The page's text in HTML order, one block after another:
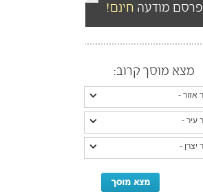
פרסם מודעה חינם!
מצא מוסך קרוב: